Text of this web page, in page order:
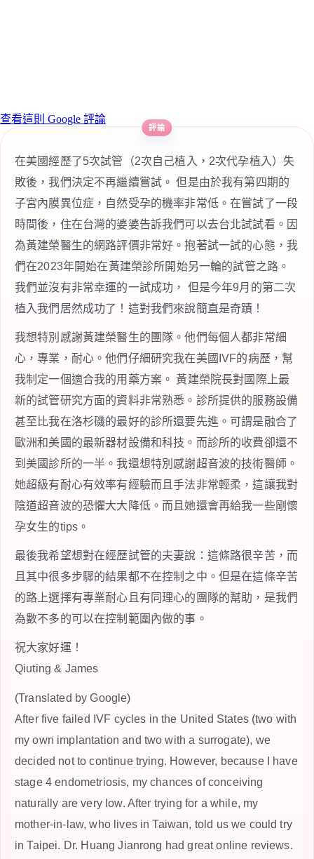
查看這則 Google 評論
在美國經歷了5次試管（2次自己植入，2次代孕植入）失
敗後，我們決定不再繼續嘗試。 但是由於我有第四期的
子宮內膜異位症，自然受孕的機率非常低。在嘗試了一段
時間後，住在台灣的婆婆告訴我們可以去台北試試看。因
為黃建榮醫生的網路評價非常好。抱著試一試的心態，我
們在2023年開始在黃建榮診所開始另一輪的試管之路。
我們並沒有非常幸運的一試成功， 但是今年9月的第二次
植入我們居然成功了！這對我們來說簡直是奇蹟！
我想特別感謝黃建榮醫生的團隊。他們每個人都非常細
心，專業，耐心。他們仔細研究我在美國IVF的病歷，幫
我制定一個適合我的用藥方案。 黃建榮院長對國際上最
新的試管研究方面的資料非常熟悉。診所提供的服務設備
甚至比我在洛杉磯的最好的診所還要先進。可謂是融合了
歐洲和美國的最新器材設備和科技。而診所的收費卻還不
到美國診所的一半。我還想特別感謝超音波的技術醫師。
她超級有耐心有效率有經驗而且手法非常輕柔，這讓我對
陰道超音波的恐懼大大降低。而且她還會再給我一些剛懷
孕女生的tips。
最後我希望想對在經歷試管的夫妻說：這條路很辛苦，而
且其中很多步驟的結果都不在控制之中。但是在這條辛苦
的路上選擇有專業耐心且有同理心的團隊的幫助，是我們
為數不多的可以在控制範圍內做的事。
祝大家好運！
Qiuting & James
(Translated by Google)
After five failed IVF cycles in the United States (two with
my own implantation and two with a surrogate), we
decided not to continue trying. However, because I have
stage 4 endometriosis, my chances of conceiving
naturally are very low. After trying for a while, my
mother-in-law, who lives in Taiwan, told us we could try
in Taipei. Dr. Huang Jianrong had great online reviews.